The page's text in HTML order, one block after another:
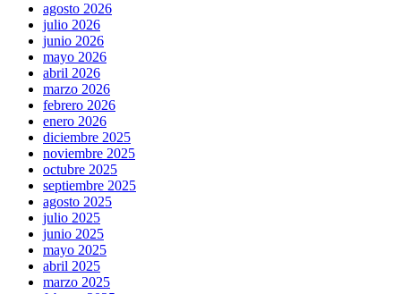
agosto 2026
julio 2026
junio 2026
mayo 2026
abril 2026
marzo 2026
febrero 2026
enero 2026
diciembre 2025
noviembre 2025
octubre 2025
septiembre 2025
agosto 2025
julio 2025
junio 2025
mayo 2025
abril 2025
marzo 2025